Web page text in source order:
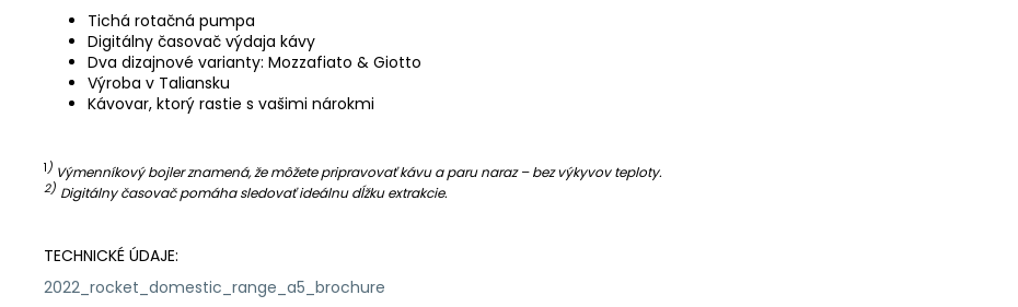
Tichá rotačná pumpa
Digitálny časovač výdaja kávy
Dva dizajnové varianty: Mozzafiato & Giotto
Výroba v Taliansku
Kávovar, ktorý rastie s vašimi nárokmi
1 ) Výmenníkový bojler znamená, že môžete pripravovať kávu a paru naraz – bez výkyvov teploty.
2) Digitálny časovač pomáha sledovať ideálnu dĺžku extrakcie.
TECHNICKÉ ÚDAJE:
2022_rocket_domestic_range_a5_brochure